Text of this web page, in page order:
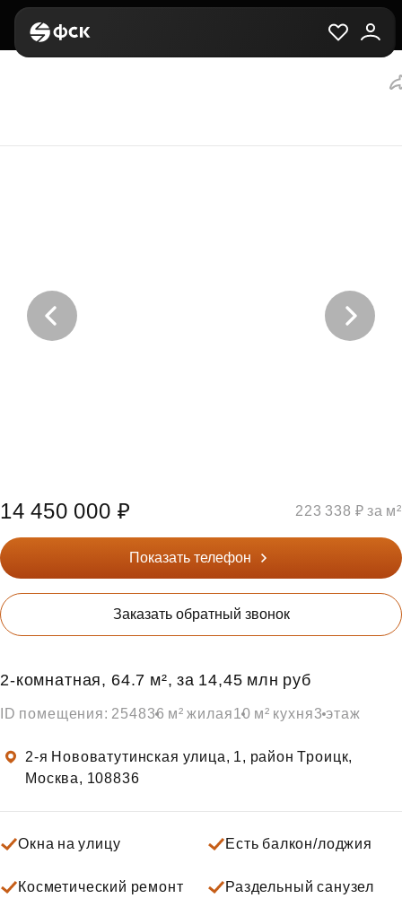
2-комнатная, 64.7
14 450 000 ₽ 223 338 ₽ за м²
Показать телефон
Заказать обратный звонок
2‑комнатная, 64.7 м², за 14,45 млн руб
ID помещения: 254836 м² жилая10 м² кухня3 этаж
2-я Нововатутинская улица, 1, район Троицк,
Москва, 108836
Окна на улицу Есть балкон/лоджия
Косметический ремонт Раздельный санузел